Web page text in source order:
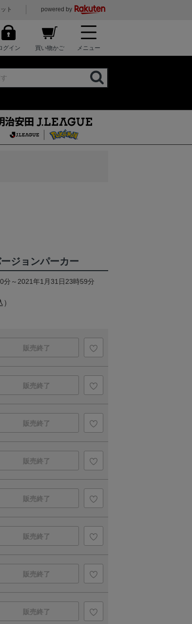
ト powered by
グイン 買い物かご メニュー
ジョンパーカー
分～2021年1月31日23時59分
）
販売終了
販売終了
販売終了
販売終了
販売終了
販売終了
販売終了
販売終了